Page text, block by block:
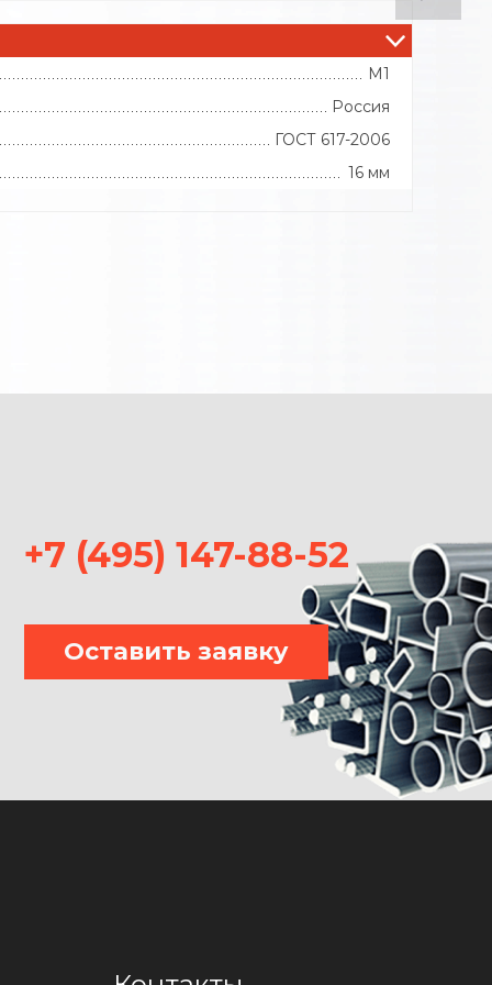
М1
Россия
ГОСТ 617-2006
16 мм
+7 (495) 147-88-52
Оставить заявку